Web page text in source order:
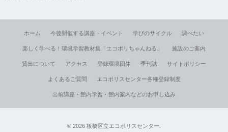
ホーム 今後開催する講座・イベント 学びのサイクル 調べたい
楽しく学べる！環境学習教材集「エコポリちゃんねる」 施設のご案内
貸出について アクセス 登録環境団体 季刊誌 サイトポリシー
よくあるご質問 エコポリスセンター各種登録制度
出前講座・館内学習・館内案内などのお申し込み
© 2026 板橋区立エコポリスセンター